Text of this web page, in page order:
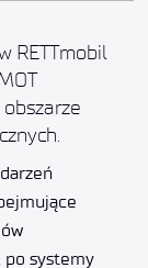
RETTmobil
po systemy